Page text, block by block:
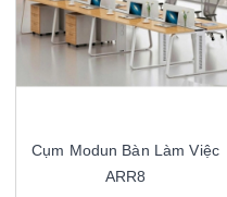
Cụm Modun Bàn Làm Việc
ARR8